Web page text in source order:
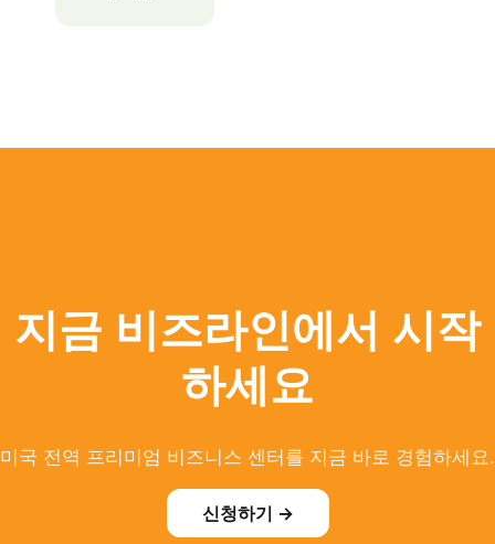
지금 비즈라인에서 시작
하세요
미국 전역 프리미엄 비즈니스 센터를 지금 바로 경험하세요.
신청하기 →